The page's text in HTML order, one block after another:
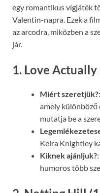
egy romantikus vígjáték
Valentin-napra. Ezek a
az arcodra, miközben a
jár.
1. Love Actually
Miért szeretjük?
amely különböző
mutatja be a
Keira Knightley
Kiknek ajánljuk?
humoros több